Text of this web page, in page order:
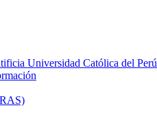
Universidad Católica del Perú